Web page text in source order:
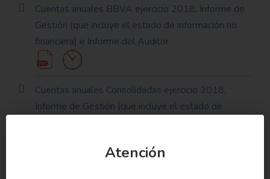
Atención
Cuentas anuales BBVA ejercicio 2018, Informe de
Gestión (que incluye el estado de información no
financiera) e Informe del Auditor
Cuentas anuales Consolidadas ejercicio 2018,
Informe de Gestión (que incluye el estado de